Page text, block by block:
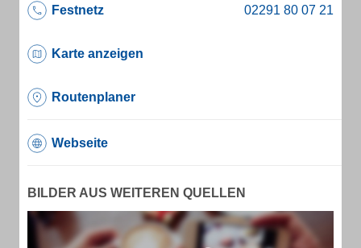
Festnetz
Karte anzeigen
Routenplaner
Webseite
BILDER AUS WEITEREN QUELLEN